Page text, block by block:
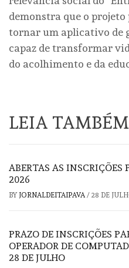
demonstra que o
tornar um aplicativo de
capaz de transformar
do acolhimento e da
LEIA TAMBÉM
ABERTAS AS INSCRIÇÕES
2026
BY JORNALDEITAIPAVA / 28 DE
PRAZO DE INSCRIÇÕES
OPERADOR DE
28 DE JULHO